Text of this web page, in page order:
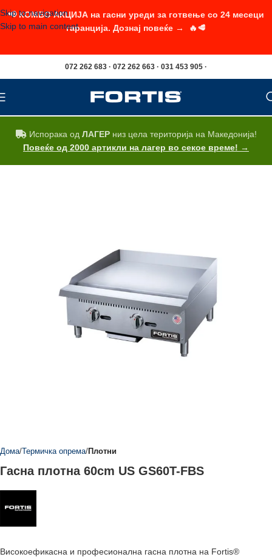
Skip to navigation
Skip to main content
072 262 683 · 072 262 663 · 031 453 905 ·
Испорака од ЛАГЕРниз цела територија на Македонија!
Повеќе од 2000 артикли на лагер во секое време! →
Дома Термичка опрема Плотни
Гасна плотна 60cm US GS60T-FBS
Високоефикаснa и професионалнa гаснa плотна на Fortis®
📢 КОМБО АКЦИЈА на гасни уреди за готвење со 24 месеци
гаранција. Дознај повеќе → 🔥🥩